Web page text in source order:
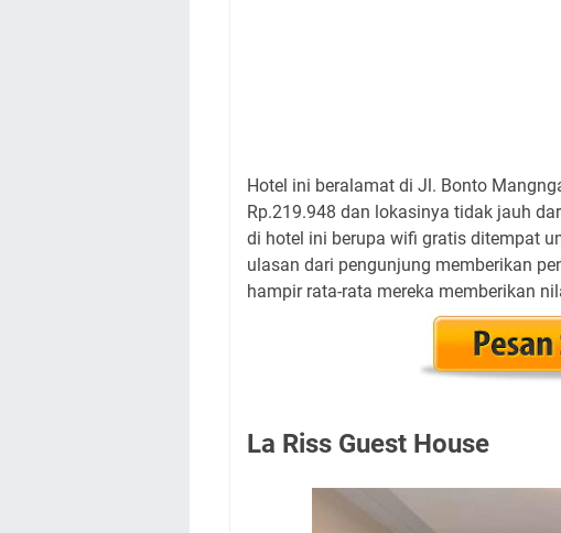
Hotel ini beralamat di Jl. Bonto
Rp.219.948 dan lokasinya tidak jauh
di hotel ini berupa wifi gratis ditempat
ulasan dari pengunjung memberikan
hampir rata-rata mereka memberikan
La Riss Guest House